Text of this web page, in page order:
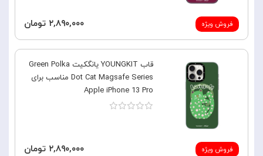
فروش ویژه ۲,۸۹۰,۰۰۰ تومان
فروش ویژه
قاب YOUNGKIT یانگکیت Green Polka
Dot Cat Magsafe Series مناسب برای
Apple iPhone 13 Pro
۲,۸۹۰,۰۰۰ تومان